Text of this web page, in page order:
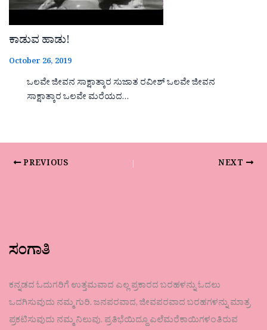
ಕಾಡುವ ಹಾಡು!
October 26, 2019
ಒಲವೇ ಜೀವನ ಸಾಕ್ಷಾತ್ಕಾರ ಸುಜಾತ ರವೀಶ್ ಒಲವೇ ಜೀವನ
ಸಾಕ್ಷಾತ್ಕಾರ ಒಲವೇ ಮರೆಯದ…
PREVIOUS NEXT
ಸಂಗಾತಿ
ಕನ್ನಡದ ಓದುಗರಿಗೆ ಉತ್ತಮವಾದ ಎಲ್ಲ ಪ್ರಕಾರದ ಬರಹಳನ್ನು ಓದಲು
ಒದಗಿಸುವುದು ನಮ್ಮ ಗುರಿ. ಜನಪರವಾದ, ಜೀವಪರವಾದ ಬರಹಗಳನ್ನು ಮಾತ್ರ
ಪ್ರಕಟಿಸುವುದು ನಮ್ಮ ನಿಲುವು. ಪ್ರತಿಭೆಯಿದ್ದೂ ಎಲೆಮರೆಕಾಯಿಗಳಂತಿರುವ